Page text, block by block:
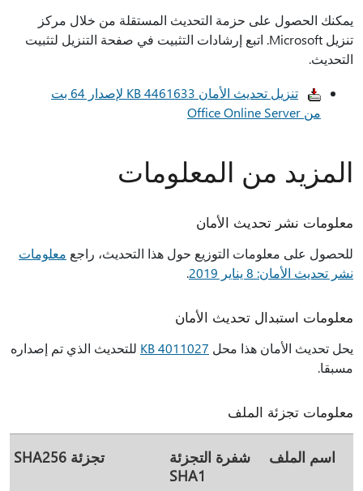
يمكنك الحصول على حزمة التحديث المستقلة من خلال مركز
تنزيل Microsoft. اتبع إرشادات التثبيت في صفحة التنزيل لتثبيت
التحديث.
تنزيل تحديث الأمان KB 4461633 لإصدار 64 بت
من Office Online Server
المزيد من المعلومات
معلومات نشر تحديث الأمان
للحصول على معلومات التوزيع حول هذا التحديث، راجع معلومات
نشر تحديث الأمان: 8 يناير 2019
.
معلومات استبدال تحديث الأمان
يحل تحديث الأمان هذا محل 4011027 KB
للتحديث الذي تم إصداره
مسبقا.
معلومات تجزئة الملف
اسم الملف
شفرة التجزئة
SHA1
تجزئة SHA256